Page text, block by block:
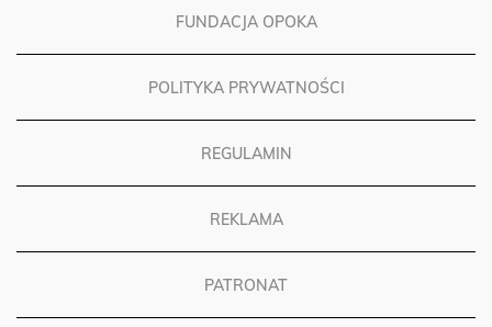
FUNDACJA OPOKA
POLITYKA PRYWATNOŚCI
REGULAMIN
REKLAMA
PATRONAT